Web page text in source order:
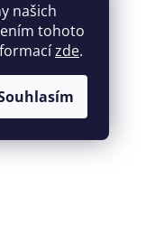
našich
tohoto
zde.